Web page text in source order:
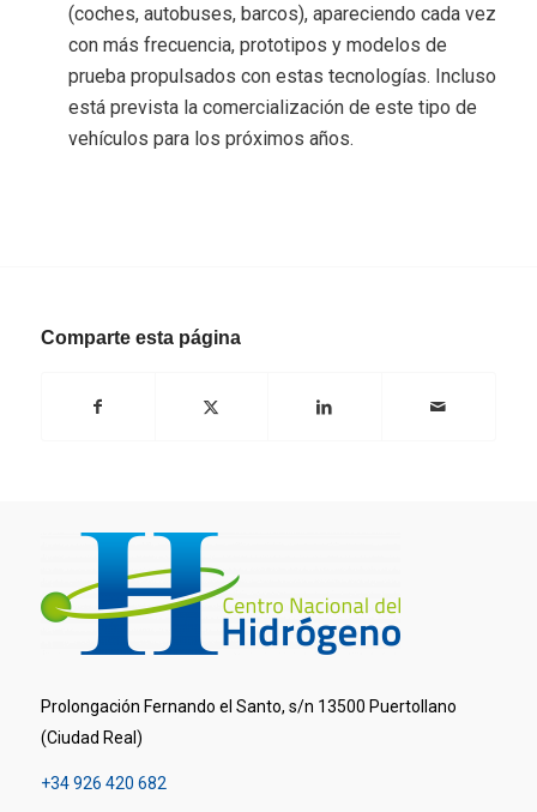
(coches, autobuses, barcos), apareciendo cada vez
con más frecuencia, prototipos y modelos de
prueba propulsados con estas tecnologías. Incluso
está prevista la comercialización de este tipo de
vehículos para los próximos años.
Comparte esta página
Prolongación Fernando el Santo, s/n 13500 Puertollano
(Ciudad Real)
+34 926 420 682